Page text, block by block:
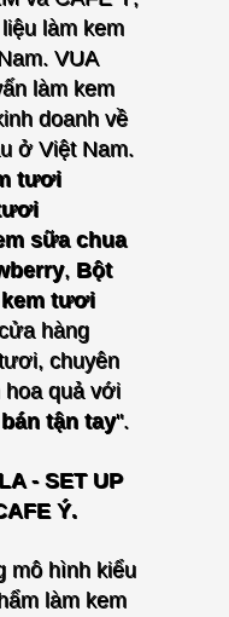
làm kem
VUA
làm kem
doanh về
ở Việt Nam.
tươi
sữa chua
, Bột
tươi
hàng
chuyên
hoa quả với
tận tay".
- SET UP
Ý.
mô hình kiểu
làm kem